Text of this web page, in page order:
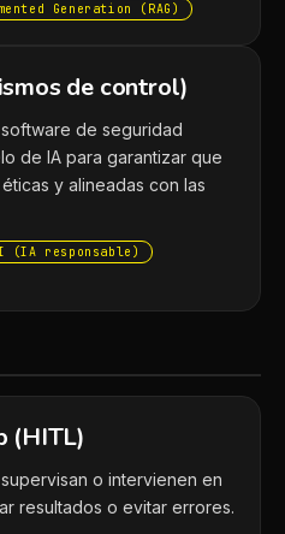
Generation (RAG)
de control)
de seguridad
de IA para garantizar que
y alineadas con las
(IA responsable)
(HITL)
o intervienen en
resultados o evitar errores.